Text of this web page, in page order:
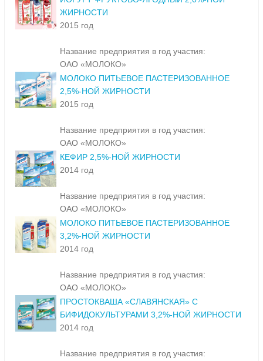
ЖИРНОСТИ
2015 год
Название предприятия в год участия:
ОАО «МОЛОКО»
МОЛОКО ПИТЬЕВОЕ ПАСТЕРИЗОВАННОЕ
2,5%-НОЙ ЖИРНОСТИ
2015 год
Название предприятия в год участия:
ОАО «МОЛОКО»
КЕФИР 2,5%-НОЙ ЖИРНОСТИ
2014 год
Название предприятия в год участия:
ОАО «МОЛОКО»
МОЛОКО ПИТЬЕВОЕ ПАСТЕРИЗОВАННОЕ
3,2%-НОЙ ЖИРНОСТИ
2014 год
Название предприятия в год участия:
ОАО «МОЛОКО»
ПРОСТОКВАША «СЛАВЯНСКАЯ» С
БИФИДОКУЛЬТУРАМИ 3,2%-НОЙ ЖИРНОСТИ
2014 год
Название предприятия в год участия: